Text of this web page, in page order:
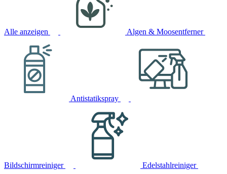
Alle anzeigen Algen & Moosentferner
Antistatikspray
Bildschirmreiniger Edelstahlreiniger